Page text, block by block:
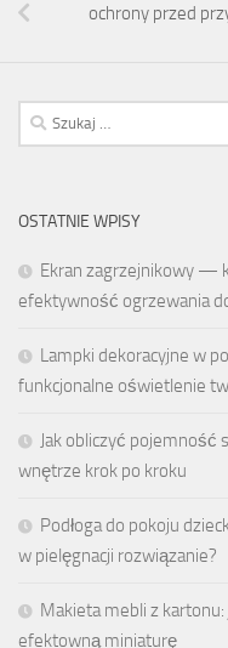
ochrony przed
Szukaj:
OSTATNIE WPISY
Ekran zagrzejnikowy —
efektywność ogrzewania
Lampki dekoracyjne w
funkcjonalne oświetlenie
Jak obliczyć pojemność
wnętrze krok po kroku
Podłoga do pokoju
w pielęgnacji rozwiązanie?
Makieta mebli z
efektowną miniaturę